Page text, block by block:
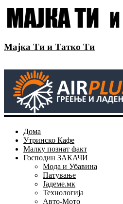
Мајка Ти и Татко Ти
Дома
Утринско Кафе
Малку познат факт
Господин ЗАКАЧИ
Мода и Убавина
Патување
Јадеме.мк
Технологија
Авто-Мото